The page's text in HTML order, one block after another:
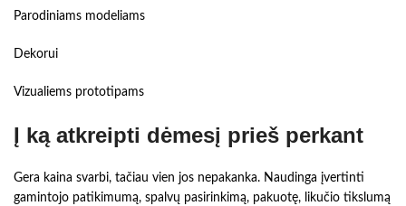
Parodiniams modeliams
Dekorui
Vizualiems prototipams
Į ką atkreipti dėmesį prieš perkant
Gera kaina svarbi, tačiau vien jos nepakanka. Naudinga įvertinti
gamintojo patikimumą, spalvų pasirinkimą, pakuotę, likučio tikslumą